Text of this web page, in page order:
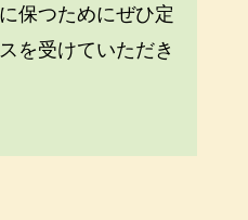
保つためにぜひ定
を受けていただき